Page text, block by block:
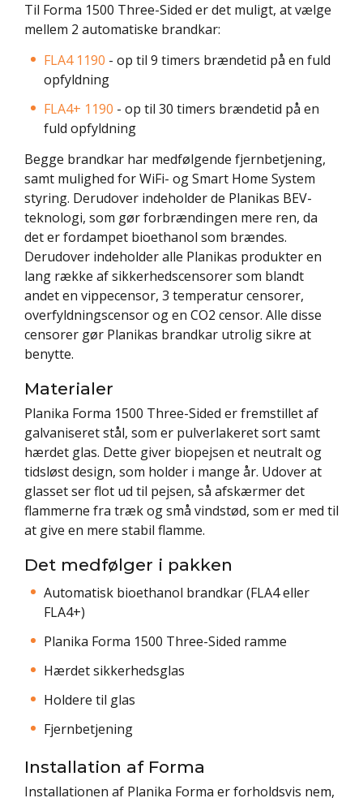
Til Forma 1500 Three-Sided er det muligt, at vælge
mellem 2 automatiske brandkar:
FLA41190 - op til 9 timers brændetid på en fuld
opfyldning
FLA4+ 1190 - op til 30 timers brændetid på en
fuld opfyldning
Begge brandkar har medfølgende fjernbetjening,
samt mulighed for WiFi- og Smart Home System
styring. Derudover indeholder de Planikas BEV-
teknologi, som gør forbrændingen mere ren, da
det er fordampet bioethanol som brændes.
Derudover indeholder alle Planikas produkter en
lang række af sikkerhedscensorer som blandt
andet en vippecensor, 3 temperatur censorer,
overfyldningscensor og en CO2 censor. Alle disse
censorer gør Planikas brandkar utrolig sikre at
benytte.
Materialer
Planika Forma 1500 Three-Sided er fremstillet af
galvaniseret stål, som er pulverlakeret sort samt
hærdet glas. Dette giver biopejsen et neutralt og
tidsløst design, som holder i mange år. Udover at
glasset ser flot ud til pejsen, så afskærmer det
flammerne fra træk og små vindstød, som er med til
at give en mere stabil flamme.
Det medfølger i pakken
Automatisk bioethanol brandkar (FLA4 eller
FLA4+)
Planika Forma 1500 Three-Sided ramme
Hærdet sikkerhedsglas
Holdere til glas
Fjernbetjening
Installation af Forma
Installationen af Planika Forma er forholdsvis nem,